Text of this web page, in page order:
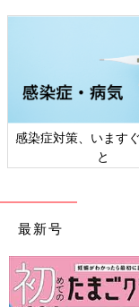
3COINSで発売され
テムをご紹介しま
い毎日を送るなか
なアイテムをぜひ
(文：冬白朱)
※記事内容でご紹介
があります。あらか
感染症対策、います
と
最新号